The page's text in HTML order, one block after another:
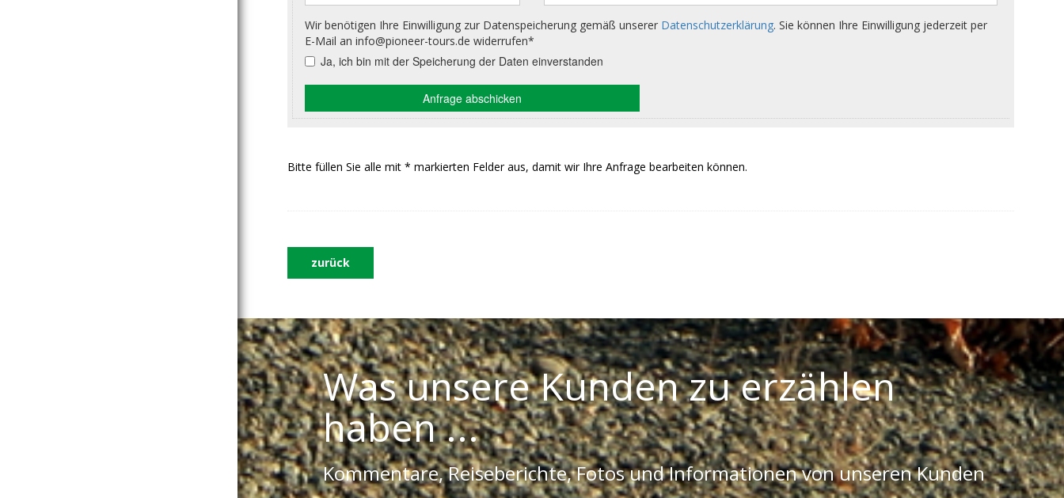
Bitte füllen Sie alle mit * markierten Felder aus, damit wir Ihre Anfrage bearbeiten können.
zurück
Was unsere Kunden zu erzählen
haben ...
Kommentare, Reiseberichte, Fotos und Informationen von unseren Kunden